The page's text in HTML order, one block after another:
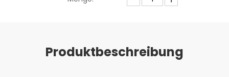
In den Einkaufswagen
Produktbeschreibung